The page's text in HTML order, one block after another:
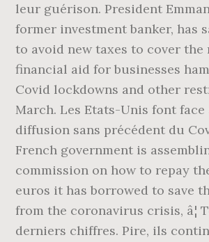
leur guérison. President
former investment banker, has
to avoid new taxes to cover the
financial aid for businesses
Covid lockdowns and other
March. Les Etats-Unis font face
diffusion sans précédent du
French government is
commission on how to repay
euros it has borrowed to save
from the coronavirus crisis, â¦
derniers chiffres. Pire, ils